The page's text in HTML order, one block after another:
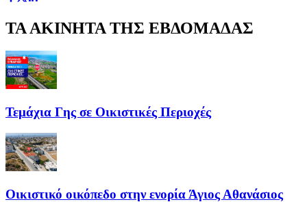
ΤΑ ΑΚΙΝΗΤΑ ΤΗΣ ΕΒΔΟΜΑΔΑΣ
Τεμάχια Γης σε Οικιστικές Περιοχές
Οικιστικό οικόπεδο στην ενορία Άγιος Αθανάσιος